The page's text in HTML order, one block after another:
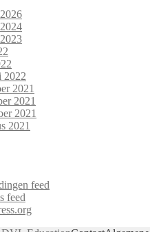
2022
2021
2021
2021
2021
feed
feed